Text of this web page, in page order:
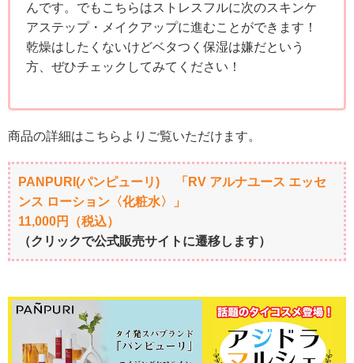
んです。でもこちらはストレスフルに次のスキンケ
アステップ・メイクアップに進むことができます！
乾燥はしたくないけどベタつく保湿は嫌だという
方、ぜひチェックしてみてください！
商品の詳細はこちらよりご覧いただけます。
PANPURI(パンピューリ) 「RV アルナユース エッセ
ンス ローション〈化粧水〉」
11,000円（税込）
（クリックで公式販売サイトに遷移します）